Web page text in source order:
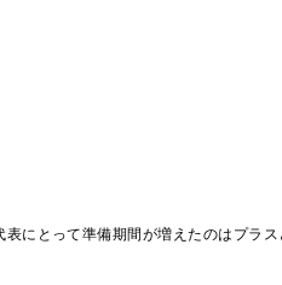
表にとって準備期間が増えたのはプラ